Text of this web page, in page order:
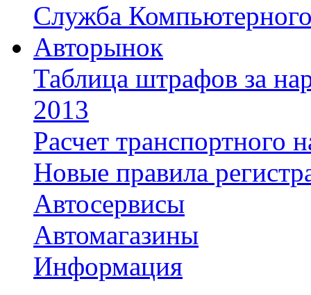
Служба
Авторынок
Таблица штрафов за
2013
Расчет транспортного
Новые правила
Автосервисы
Автомагазины
Информация